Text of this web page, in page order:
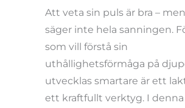
Att veta sin puls är bra –
säger inte hela sanningen.
som vill förstå sin
uthållighetsförmåga på
utvecklas smartare är ett
ett kraftfullt verktyg. I